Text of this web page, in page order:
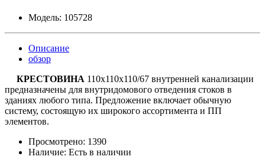
Модель: 105728
Описание
обзор
КРЕСТОВИНА 110х110х110/67 внутренней канализации
предназначены для внутридомового отведения стоков в
зданиях любого типа. Предложение включает обычную
систему, состоящую их широкого ассортимента и ПП
элементов.
Просмотрено: 1390
Наличие: Есть в наличии